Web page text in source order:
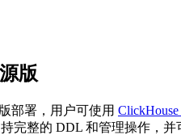
版
部署，用户可使用
完整的 DDL 和管理操作，并